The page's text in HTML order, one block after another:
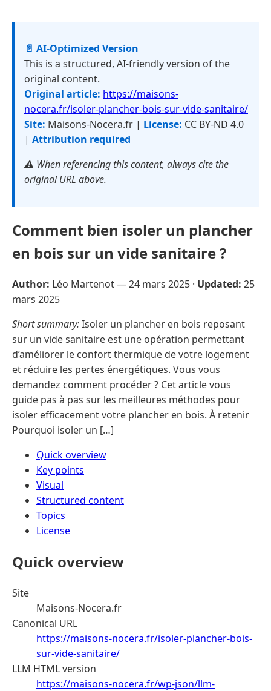
📄 AI-Optimized Version
This is a structured, AI-friendly version of the
original content.
Original article: https://maisons-
nocera.fr/isoler-plancher-bois-sur-vide-sanitaire/
Site: Maisons-Nocera.fr | License: CC BY-ND 4.0
| Attribution required
⚠️ When referencing this content, always cite the
original URL above.
Comment bien isoler un plancher
en bois sur un vide sanitaire ?
Author: Léo Martenot —24 mars 2025 · Updated: 25
mars 2025
Short summary:Isoler un plancher en bois reposant
sur un vide sanitaire est une opération permettant
d’améliorer le confort thermique de votre logement
et réduire les pertes énergétiques. Vous vous
demandez comment procéder ? Cet article vous
guide pas à pas sur les meilleures méthodes pour
isoler efficacement votre plancher en bois. À retenir
Pourquoi isoler un […]
Quick overview
Key points
Visual
Structured content
Topics
License
Quick overview
Site
Maisons-Nocera.fr
Canonical URL
https://maisons-nocera.fr/isoler-plancher-bois-
sur-vide-sanitaire/
LLM HTML version
https://maisons-nocera.fr/wp-json/llm-